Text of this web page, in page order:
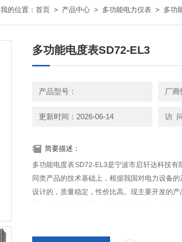
我的位置： 首页 > 产品中心 > 多功能电力仪表 > 多功
多功能电度表SD72-EL3
产品型号： 厂商
更新时间：2026-06-14 访
简要描述：
多功能电度表SD72-EL3是宁波市启轩达科技
同类产品的技术基础上，根据我国对电力设备
设计的，质量稳定，性价比高。现主要开发的
器、电气火灾探测器、电机智能保护器、微机